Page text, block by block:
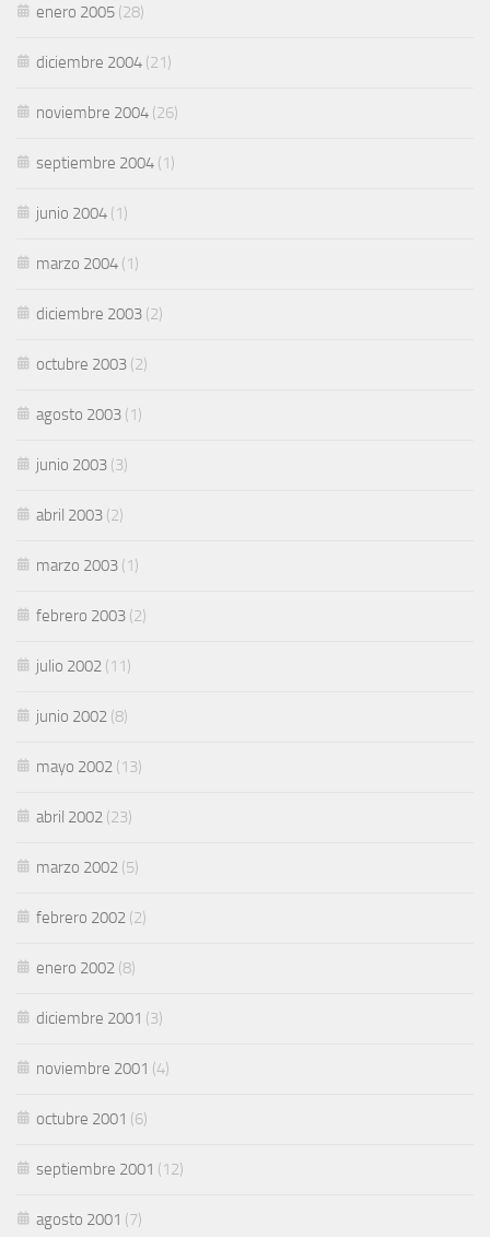
enero 2005 (28)
diciembre 2004 (21)
noviembre 2004 (26)
septiembre 2004 (1)
junio 2004 (1)
marzo 2004 (1)
diciembre 2003 (2)
octubre 2003 (2)
agosto 2003 (1)
junio 2003 (3)
abril 2003 (2)
marzo 2003 (1)
febrero 2003 (2)
julio 2002 (11)
junio 2002 (8)
mayo 2002 (13)
abril 2002 (23)
marzo 2002 (5)
febrero 2002 (2)
enero 2002 (8)
diciembre 2001 (3)
noviembre 2001 (4)
octubre 2001 (6)
septiembre 2001 (12)
agosto 2001 (7)